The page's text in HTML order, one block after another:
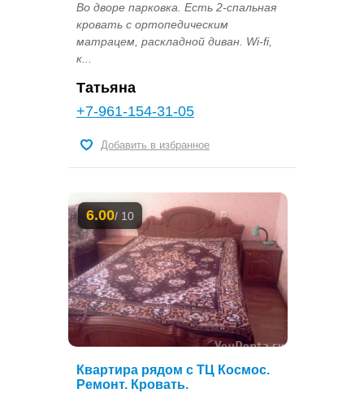
Во дворе парковка. Есть 2-спальная
кровать с ортопедическим
матрацем, раскладной диван. Wi-fi,
к...
Татьяна
+7-961-154-31-05
Добавить в избранное
6.00/ 10
Квартира рядом с ТЦ Космос.
Ремонт. Кровать.